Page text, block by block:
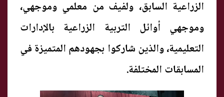
الزراعية السابق، ولفيف من معلمي وموجهي،
وموجهي أوائل التربية الزراعية بالإدارات
التعليمية، والذين شاركوا بجهودهم المتميزة في
المسابقات المختلفة.